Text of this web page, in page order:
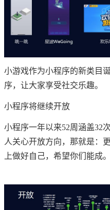
小游戏作为小程序的新类目
序，让大家享受社交乐趣。
小程序将继续开放
小程序一年以来52周涵盖32
人关心开放方向，那就是：
上做好自己，希望你们能成。